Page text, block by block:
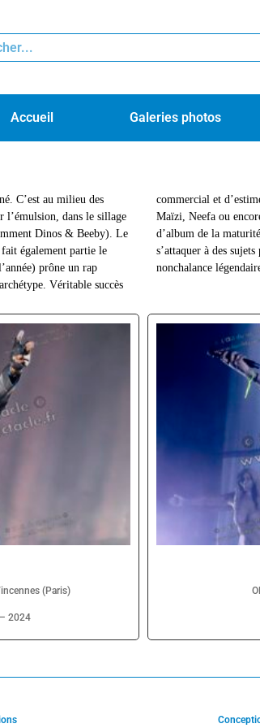
Accueil Galeries photos
C’est au milieu des
les journalistes Mehdi
nonchalance
(Paris)
2024